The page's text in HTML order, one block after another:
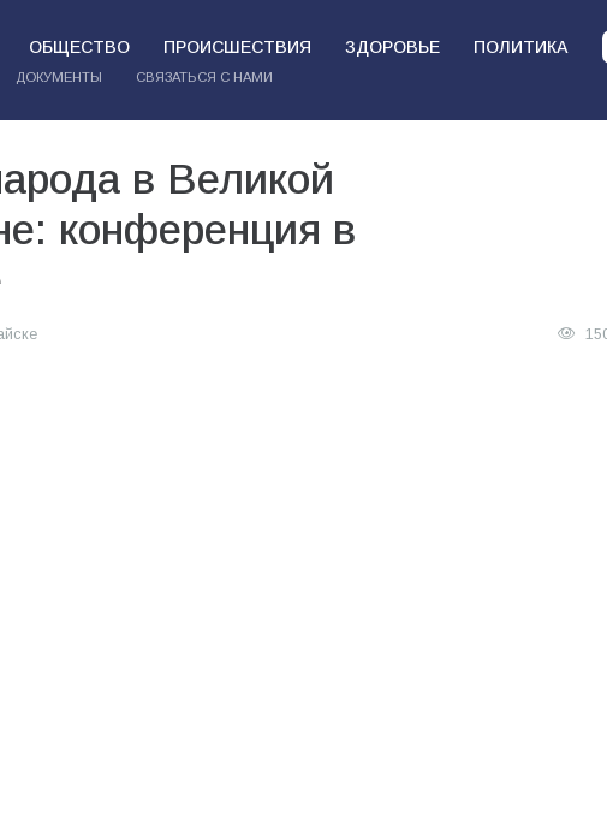
ОБЩЕСТВО ПРОИСШЕСТВИЯ ЗДОРОВЬЕ ПОЛИТИКА
ДОКУМЕНТЫ СВЯЗАТЬСЯ С НАМИ
в Великой
конференция в